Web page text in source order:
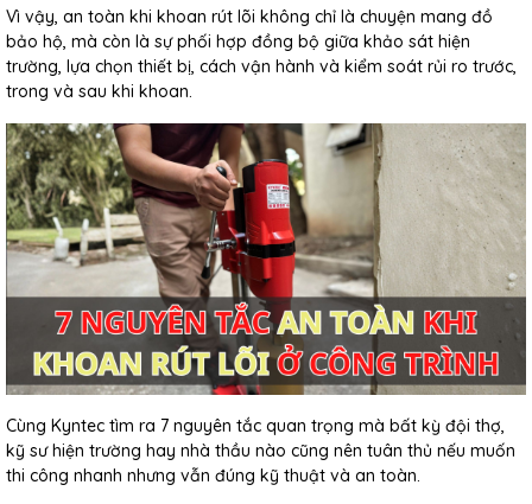
Vì vậy, an toàn khi khoan rút lõi không chỉ là chuyện mang đồ
bảo hộ, mà còn là sự phối hợp đồng bộ giữa khảo sát hiện
trường, lựa chọn thiết bị, cách vận hành và kiểm soát rủi ro trước,
trong và sau khi khoan.
Cùng Kyntec tìm ra 7 nguyên tắc quan trọng mà bất kỳ đội thợ,
kỹ sư hiện trường hay nhà thầu nào cũng nên tuân thủ nếu muốn
thi công nhanh nhưng vẫn đúng kỹ thuật và an toàn.